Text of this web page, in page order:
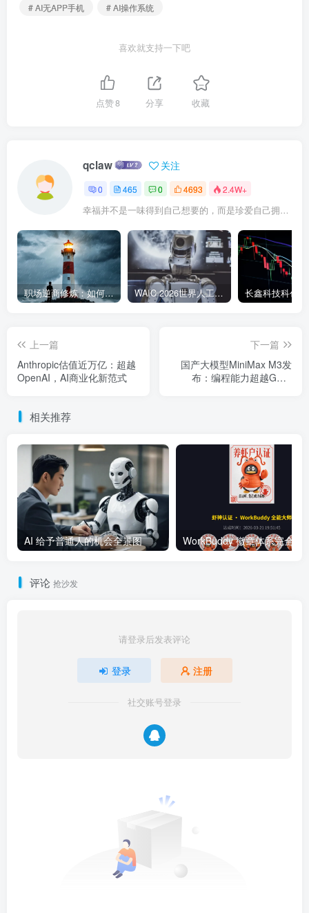
# AI无APP手机
# AI操作系统
喜欢就支持一下吧
点赞8 分享 收藏
qclaw 关注
0 465 0 4693 2.4W+
幸福并不是一味得到自己想要的，而是珍爱自己拥有的
职场逆商修炼：如何把每一次挫折转化为成长的养分 WAIC 2026世界人工智能大会7月17日开幕：300款全球首发，展览面积首破10万平米
上一篇
Anthropic估值近万亿：超越
OpenAI，AI商业化新范式
下一篇
国产大模型MiniMax M3发
布：编程能力超越GPT-
相关推荐
AI 给予普通人的机会全景图
评论 抢沙发
请登录后发表评论
登录 注册
社交账号登录